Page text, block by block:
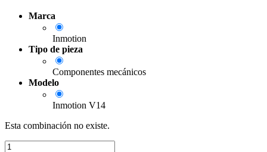
Marca
Inmotion
Tipo de pieza
Componentes mecánicos
Modelo
Inmotion V14
Esta combinación no existe.